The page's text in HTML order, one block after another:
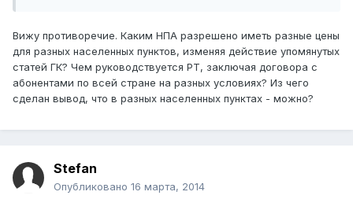
Вижу противоречие. Каким НПА разрешено иметь разные цены
для разных населенных пунктов, изменяя действие упомянутых
статей ГК? Чем руководствуется РТ, заключая договора с
абонентами по всей стране на разных условиях? Из чего
сделан вывод, что в разных населенных пунктах - можно?
Stefan
Опубликовано 16 марта, 2014